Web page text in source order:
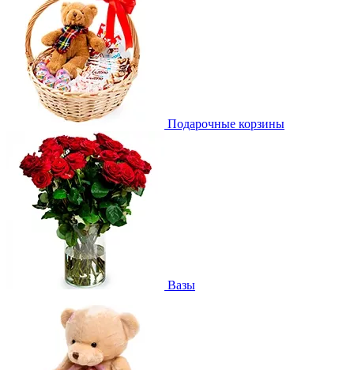
Подарочные корзины
Вазы